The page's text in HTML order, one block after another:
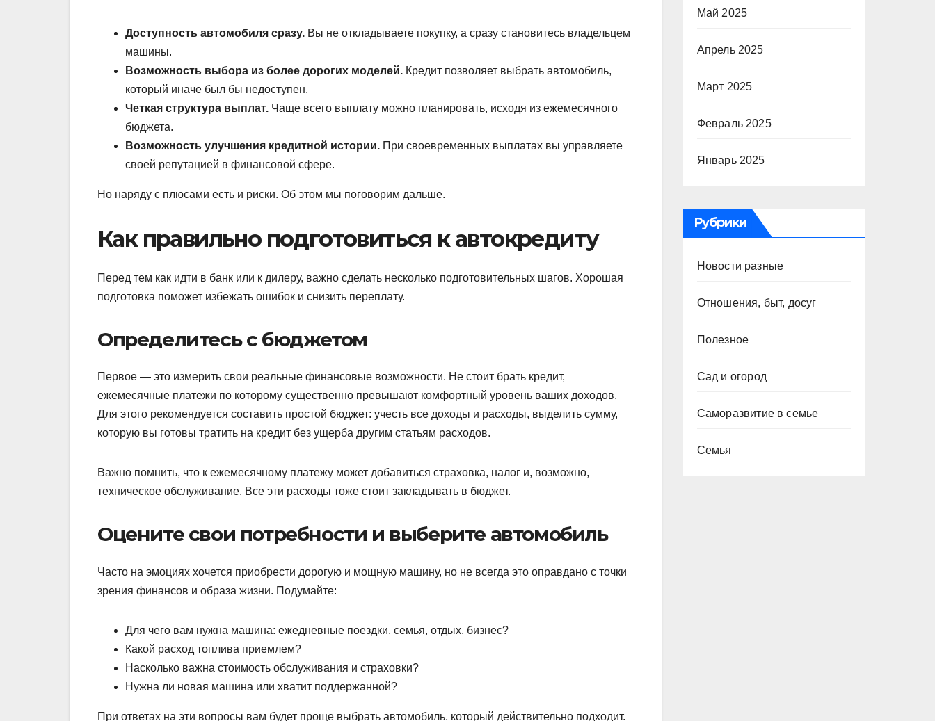
Доступность автомобиля сразу. Вы не откладываете покупку, а сразу становитесь владельцем
машины.
Возможность выбора из более дорогих моделей. Кредит позволяет выбрать автомобиль,
который иначе был бы недоступен.
Четкая структура выплат. Чаще всего выплату можно планировать, исходя из ежемесячного
бюджета.
Возможность улучшения кредитной истории. При своевременных выплатах вы управляете
своей репутацией в финансовой сфере.
Но наряду с плюсами есть и риски. Об этом мы поговорим дальше.
Как правильно подготовиться к автокредиту
Перед тем как идти в банк или к дилеру, важно сделать несколько подготовительных шагов. Хорошая
подготовка поможет избежать ошибок и снизить переплату.
Определитесь с бюджетом
Первое — это измерить свои реальные финансовые возможности. Не стоит брать кредит,
ежемесячные платежи по которому существенно превышают комфортный уровень ваших доходов.
Для этого рекомендуется составить простой бюджет: учесть все доходы и расходы, выделить сумму,
которую вы готовы тратить на кредит без ущерба другим статьям расходов.
Важно помнить, что к ежемесячному платежу может добавиться страховка, налог и, возможно,
техническое обслуживание. Все эти расходы тоже стоит закладывать в бюджет.
Оцените свои потребности и выберите автомобиль
Часто на эмоциях хочется приобрести дорогую и мощную машину, но не всегда это оправдано с точки
зрения финансов и образа жизни. Подумайте:
Для чего вам нужна машина: ежедневные поездки, семья, отдых, бизнес?
Какой расход топлива приемлем?
Насколько важна стоимость обслуживания и страховки?
Нужна ли новая машина или хватит поддержанной?
При ответах на эти вопросы вам будет проще выбрать автомобиль, который действительно подходит.
Май 2025
Апрель 2025
Март 2025
Февраль 2025
Январь 2025
Рубрики
Новости разные
Отношения, быт, досуг
Полезное
Сад и огород
Саморазвитие в семье
Семья